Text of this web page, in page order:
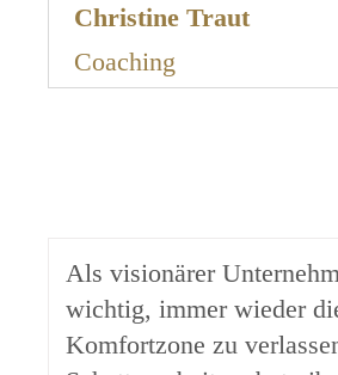
Christine Traut
Coaching
Als visionärer
wichtig, immer wieder
Komfortzone zu